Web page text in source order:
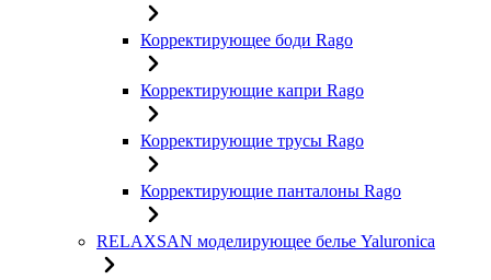
Корректирующее боди Rago
Корректирующие капри Rago
Корректирующие трусы Rago
Корректирующие панталоны Rago
RELAXSAN моделирующее белье Yaluroniсa